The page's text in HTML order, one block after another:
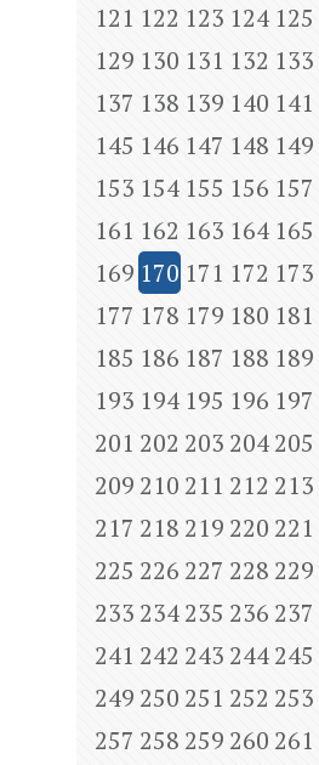
121 122 123 124 125
129 130 131 132 133
137 138 139 140 141
145 146 147 148 149
153 154 155 156 157
161 162 163 164 165
169 170 171 172 173
177 178 179 180 181
185 186 187 188 189
193 194 195 196 197
201 202 203 204205
209 210 211 212 213
217 218 219 220 221
225 226 227 228 229
233 234235 236 237
241 242 243 244245
249 250 251 252 253
257 258 259 260 261